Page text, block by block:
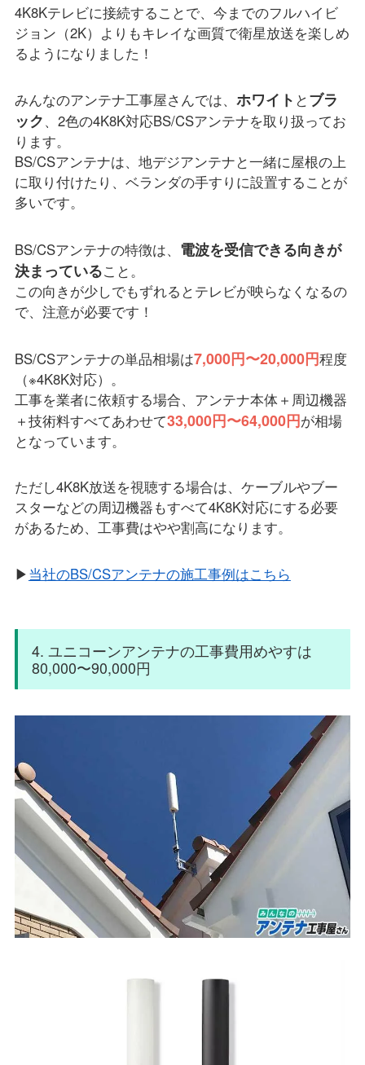
4K8Kテレビに接続することで、今までのフルハイビ
ジョン（2K）よりもキレイな画質で衛星放送を楽しめ
るようになりました！
みんなのアンテナ工事屋さんでは、 ホワイト とブラ
ック、2色の4K8K対応BS/CSアンテナを取り扱ってお
ります。
BS/CSアンテナは、地デジアンテナと一緒に屋根の上
に取り付けたり、ベランダの手すりに設置することが
多いです。
BS/CSアンテナの特徴は、 電波を受信できる向きが
決まっていること。
この向きが少しでもずれるとテレビが映らなくなるの
で、注意が必要です！
BS/CSアンテナの単品相場は7,000円〜20,000円程度
（※4K8K対応）。
工事を業者に依頼する場合、アンテナ本体＋周辺機器
＋技術料すべてあわせて33,000円〜64,000円が相場
となっています。
ただし4K8K放送を視聴する場合は、ケーブルやブー
スターなどの周辺機器もすべて4K8K対応にする必要
があるため、工事費はやや割高になります。
▶当社のBS/CSアンテナの施工事例はこちら
4. ユニコーンアンテナの工事費用めやすは
80,000〜90,000円